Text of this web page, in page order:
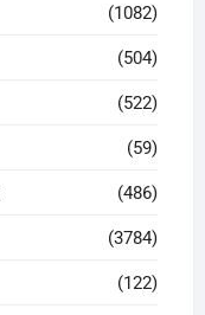
(1082)
(504)
(522)
(59)
(486)
(3784)
(122)